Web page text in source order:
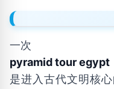
一次
pyramid tour egypt
是进入古代文明核